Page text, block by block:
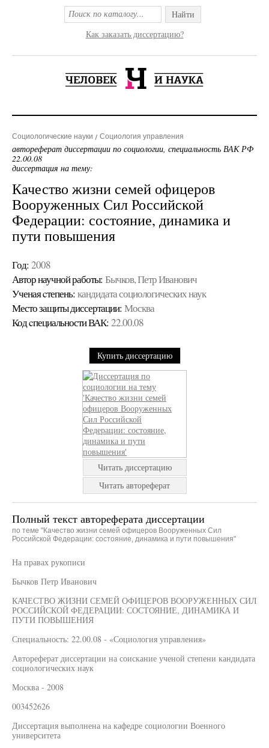
Найти
Как заказать диссертацию?
Социологические науки Социология управления
автореферат диссертации по социологии, специальность ВАК РФ
22.00.08
диссертация на тему:
Качество жизни семей офицеров
Вооруженных Сил Российской
Федерации: состояние, динамика и
пути повышения
Год: 2008
Автор научной работы: Бычков, Петр Иванович
Ученая cтепень: кандидата социологических наук
Место защиты диссертации: Москва
Код cпециальности ВАК: 22.00.08
Купить диссертацию
Читать диссертацию
Читать автореферат
Полный текст автореферата диссертации
по теме "Качество жизни семей офицеров Вооруженных Сил
Российской Федерации: состояние, динамика и пути повышения"
На правах рукописи
Бычков Петр Иванович
КАЧЕСТВО ЖИЗНИ СЕМЕЙ ОФИЦЕРОВ ВООРУЖЕННЫХ СИЛ
РОССИЙСКОЙ ФЕДЕРАЦИИ: СОСТОЯНИЕ, ДИНАМИКА И
ПУТИ ПОВЫШЕНИЯ
Специальность: 22.00.08 - «Социология управления»
Автореферат диссертации на соискание ученой степени кандидата
социологических наук
Москва - 2008
003452626
Диссертация выполнена на кафедре социологии Военного
университета